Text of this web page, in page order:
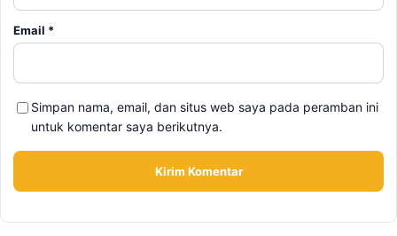
Email *
Simpan nama, email, dan situs web saya pada peramban ini
untuk komentar saya berikutnya.